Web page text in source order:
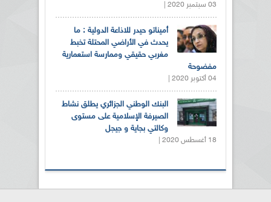
03 سبتمبر 2020 |
أميناتو حيدر للاذاعة الدولية : ما
يحدث في الأراضي المحتلة تخبط
مغربي حقيقي وممارسة استعمارية
مفضوحة
04 أكتوبر 2020 |
البنك الوطني الجزائري يطلق نشاط
الصيرفة الإسلامية على مستوى
وكالتي بجاية و جيجل
18 أغسطس 2020 |